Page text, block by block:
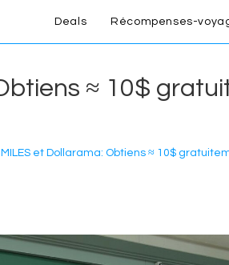
Deals Récompenses-
≈ 10$
et Dollarama: Obtiens ≈ 10$